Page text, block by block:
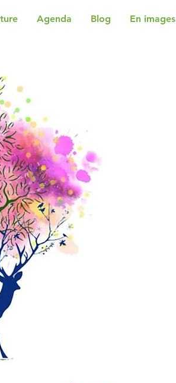
Agenda Blog En images